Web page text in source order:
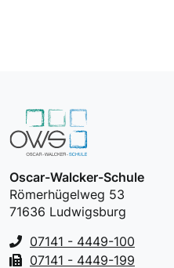
Oscar-Walcker-Schule
Römerhügelweg 53
71636 Ludwigsburg
07141 - 4449-100
07141 - 4449-199